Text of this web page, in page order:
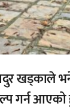
खड्काले
गर्न आएको